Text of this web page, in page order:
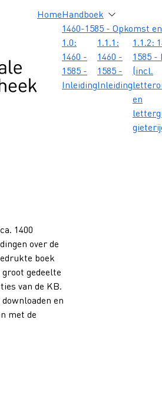
Hoofdnavigatie
HomeHandboek
1460-1585 - Opkomst
1.0:
1460 -
1585 -
Inleiding
1.1.1:
1460 -
1585 -
Inleiding
1.1.2:
1585
(incl.
en
1400
over de
boek
gedeelte
van de KB.
en
met de